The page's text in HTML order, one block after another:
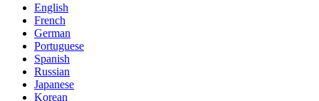
English
French
German
Portuguese
Spanish
Russian
Japanese
Korean